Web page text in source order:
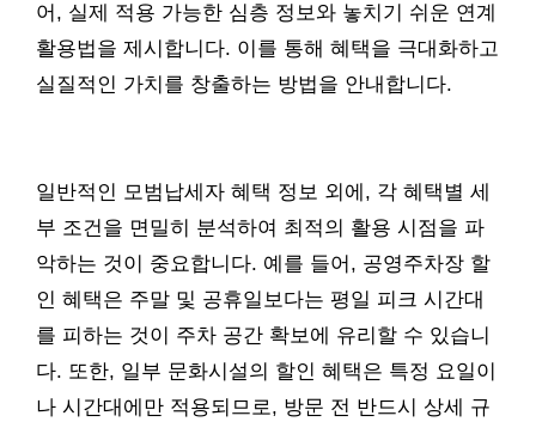
어, 실제 적용 가능한 심층 정보와 놓치기 쉬운 연계
활용법을 제시합니다. 이를 통해 혜택을 극대화하고
실질적인 가치를 창출하는 방법을 안내합니다.
일반적인 모범납세자 혜택 정보 외에, 각 혜택별 세
부 조건을 면밀히 분석하여 최적의 활용 시점을 파
악하는 것이 중요합니다. 예를 들어, 공영주차장 할
인 혜택은 주말 및 공휴일보다는 평일 피크 시간대
를 피하는 것이 주차 공간 확보에 유리할 수 있습니
다. 또한, 일부 문화시설의 할인 혜택은 특정 요일이
나 시간대에만 적용되므로, 방문 전 반드시 상세 규